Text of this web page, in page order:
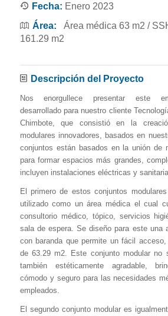
Fecha: Enero 2023
Área:
Área médica 63 m2 /
161.29 m2
Descripción del Proyecto
Nos enorgullece presentar este
desarrollado para nuestro cliente
Chimbote, que consistió en la
modulares innovadores, basados en
conjuntos están basados en la unión de
para formar espacios más grandes,
incluyen instalaciones eléctricas y
El primero de estos conjuntos
utilizado como un área médica el cual
consultorio médico, tópico, servicios
sala de espera. Se diseño para este una
con baranda que permite un fácil
de 63.29 m2. Este conjunto modular no
también estéticamente agradable,
cómodo y seguro para las necesidades
empleados.
El segundo conjunto modular es